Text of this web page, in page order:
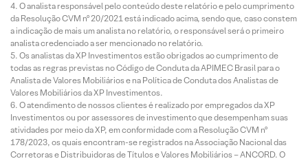
O analista responsável pelo conteúdo deste relatório e pelo cumprimento
da Resolução CVM nº 20/2021 está indicado acima, sendo que, caso constem
a indicação de mais um analista no relatório, o responsável será o primeiro
analista credenciado a ser mencionado no relatório.
Os analistas da XP Investimentos estão obrigados ao cumprimento de
todas as regras previstas no Código de Conduta da APIMEC Brasil para o
Analista de Valores Mobiliários e na Política de Conduta dos Analistas de
Valores Mobiliários da XP Investimentos.
O atendimento de nossos clientes é realizado por empregados da XP
Investimentos ou por assessores de investimento que desempenham suas
atividades por meio da XP, em conformidade com a Resolução CVM nº
178/2023, os quais encontram-se registrados na Associação Nacional das
Corretoras e Distribuidoras de Títulos e Valores Mobiliários – ANCORD. O